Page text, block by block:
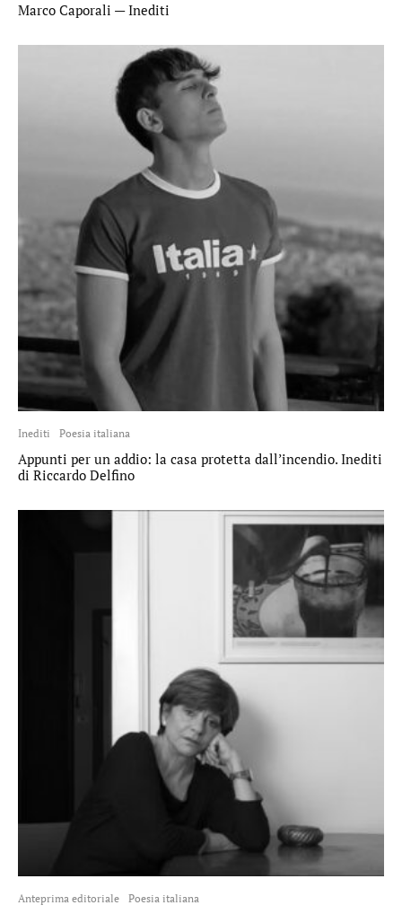
Marco Caporali — Inediti
Inediti Poesia italiana
Appunti per un addio: la casa protetta dall’incendio. Inediti
di Riccardo Delfino
Anteprima editoriale Poesia italiana